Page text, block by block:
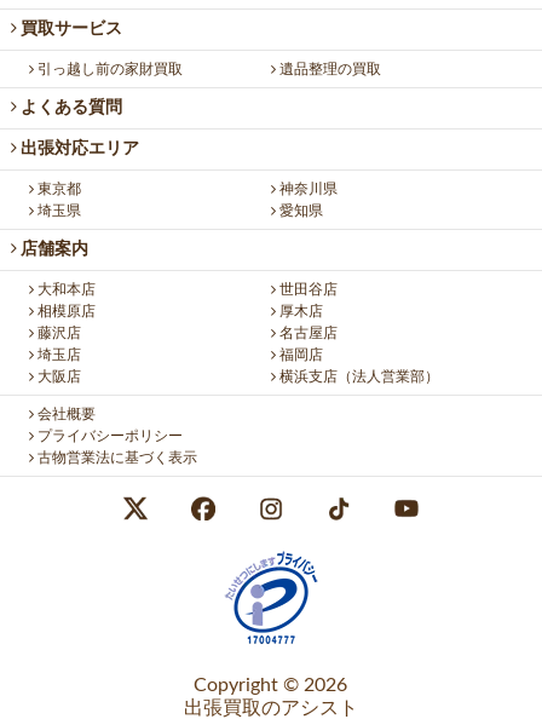
買取サービス
引っ越し前の家財買取 遺品整理の買取
よくある質問
出張対応エリア
東京都
神奈川県
埼玉県
愛知県
店舗案内
大和本店
世田谷店
相模原店
厚木店
藤沢店
名古屋店
埼玉店
福岡店
大阪店
横浜支店（法人営業部）
会社概要
プライバシーポリシー
古物営業法に基づく表示
Copyright © 2026
出張買取のアシスト